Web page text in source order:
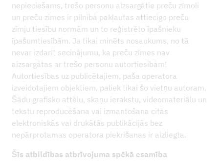
nepieciešams, trešo personu aizsargātie preču zīmoli
un preču zīmes ir pilnībā pakļautas attiecīgo preču
zīmju tiesību normām un to reģistrēto īpašnieku
īpašumtiesībām. Ja tikai minēts nosaukums, no tā
nevar izdarīt secinājumu, ka preču zīmes nav
aizsargātas ar trešo personu autortiesībām!
Autortiesības uz publicētajiem, paša operatora
izveidotajiem objektiem, paliek tikai šo vietņu autoram.
Šādu grafisko attēlu, skaņu ierakstu, videomateriālu un
tekstu reproducēšana vai izmantošana citās
elektroniskās vai drukātās publikācijās bez
nepārprotamas operatora piekrišanas ir aizliegta.
Šīs atbildības atbrīvojuma spēkā esamība